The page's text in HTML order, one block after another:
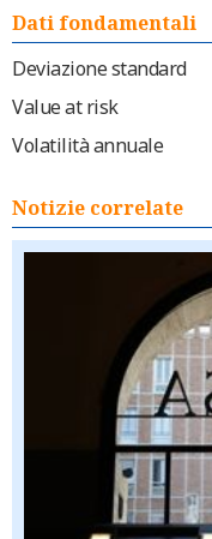
Dati fondamentali
Deviazione standard
Value at risk
Volatilità annuale
Notizie correlate